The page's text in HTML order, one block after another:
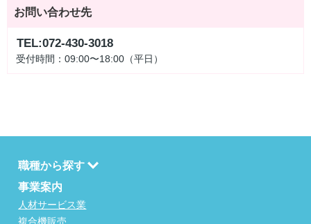
お問い合わせ先
TEL:072-430-3018
受付時間：09:00〜18:00（平日）
職種から探す
事業案内
人材サービス業
複合機販売